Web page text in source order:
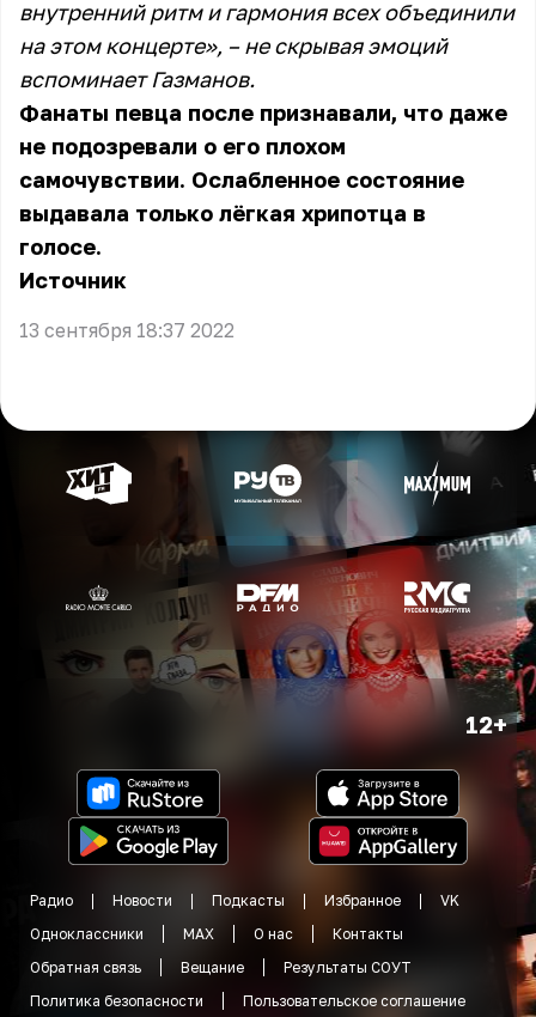
внутренний ритм и гармония всех объединили
на этом концерте», – не скрывая эмоций
вспоминает Газманов.
Фанаты певца после признавали, что даже
не подозревали о его плохом
самочувствии. Ослабленное состояние
выдавала только лёгкая хрипотца в
голосе.
Источник
13 сентября 18:37 2022
12+
Радио Новости Подкасты Избранное
VK
Одноклассники
MAX О нас
Контакты
Обратная связь
Вещание
Результаты СОУТ
Политика безопасности
Пользовательское соглашение